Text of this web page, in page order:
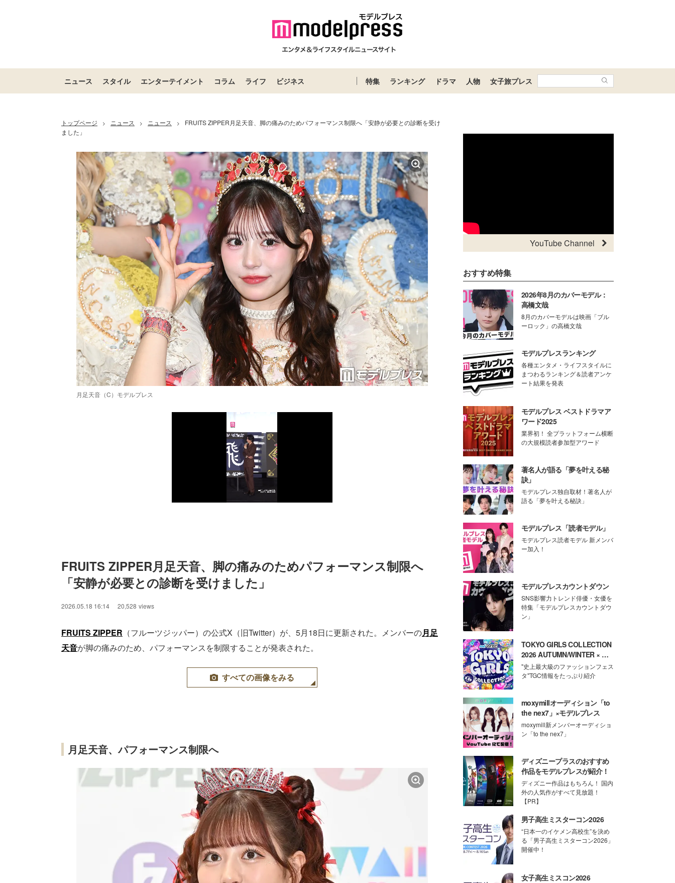
ニュース スタイル エンターテイメント コラム ライフ ビジネス 特集 ランキング ドラマ 人物 女子旅プレス
トップページ > ニュース > ニュース >
FRUITS ZIPPER月足天音、脚の痛みのためパフォーマンス制限へ「安静が必要との診断を受け
ました」
月足天音（C）モデルプレス
FRUITS ZIPPER月足天音、脚の痛みのためパフォーマンス制限へ
「安静が必要との診断を受けました」
2026.05.18 16:14 20,528 views
FRUITS ZIPPER （フルーツジッパー）の公式X（旧Twitter）が、5月18日に更新された。メンバーの月足
天音が脚の痛みのため、パフォーマンスを制限することが発表された。
すべての画像をみる
月足天音、パフォーマンス制限へ
YouTube Channel
おすすめ特集
2026年8月のカバーモデル：
高橋文哉
8月のカバーモデルは映画「ブル
ーロック」の高橋文哉
モデルプレスランキング
各種エンタメ・ライフスタイルに
まつわるランキング＆読者アンケ
ート結果を発表
モデルプレス ベストドラマア
ワード2025
業界初！ 全プラットフォーム横断
の大規模読者参加型アワード
著名人が語る「夢を叶える秘
訣」
モデルプレス独自取材！著名人が
語る「夢を叶える秘訣」
モデルプレス「読者モデル」
モデルプレス読者モデル 新メンバ
ー加入！
モデルプレスカウントダウン
SNS影響力トレンド俳優・女優を
特集「モデルプレスカウントダウ
ン」
TOKYO GIRLS COLLECTION
2026 AUTUMN/WINTER × モ
デルプレス
"史上最大級のファッションフェス
タ"TGC情報をたっぷり紹介
moxymillオーディション「to
the nex7」×モデルプレス
moxymill新メンバーオーディショ
ン「to the nex7」
ディズニープラスのおすすめ
作品をモデルプレスが紹介！
ディズニー作品はもちろん！ 国内
外の人気作がすべて見放題！
【PR】
男子高生ミスターコン2026
“日本一のイケメン高校生”を決め
る「男子高生ミスターコン2026」
開催中！
女子高生ミスコン2026